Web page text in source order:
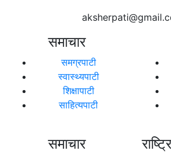
समाचार
समग्रपाटी
स्वास्थ्यपाटी
शिक्षापाटी
साहित्यपाटी
समाचार